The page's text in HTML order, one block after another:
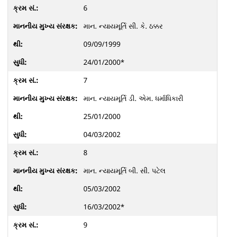
6
માન. ન્યાયમૂર્તિ સી. કે. ઠક્કર
09/09/1999
24/01/2000*
7
માન. ન્યાયમૂર્તિ ડી. એમ. ધર્માધિકારી
25/01/2000
04/03/2002
8
માન. ન્યાયમૂર્તિ બી. સી. પટેલ
05/03/2002
16/03/2002*
9